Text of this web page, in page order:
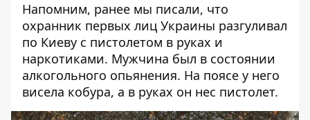
Напомним, ранее мы писали, что
охранник первых лиц Украины разгуливал
по Киеву с пистолетом в руках и
наркотиками. Мужчина был в состоянии
алкогольного опьянения. На поясе у него
висела кобура, а в руках он нес пистолет.